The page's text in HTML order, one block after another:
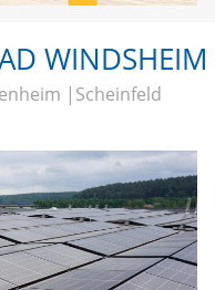
WINDSHEIM
Scheinfeld